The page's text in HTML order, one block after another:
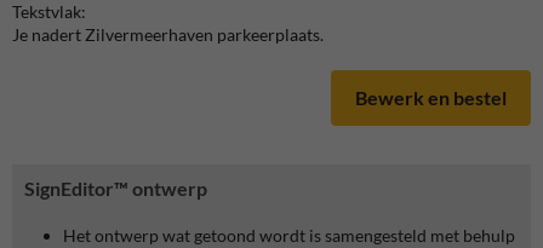
SignEditor™ ontwerp
Het ontwerp wat getoond wordt is samengesteld met behulp
Tekstvlak:
Je nadert Zilvermeerhaven parkeerplaats.
Bewerk en bestel